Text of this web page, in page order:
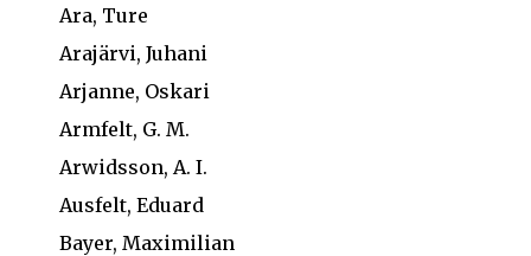
Ara, Ture
Arajärvi, Juhani
Arjanne, Oskari
Armfelt, G. M.
Arwidsson, A. I.
Ausfelt, Eduard
Bayer, Maximilian